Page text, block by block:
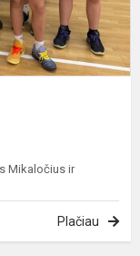
Mikaločius ir
Plačiau